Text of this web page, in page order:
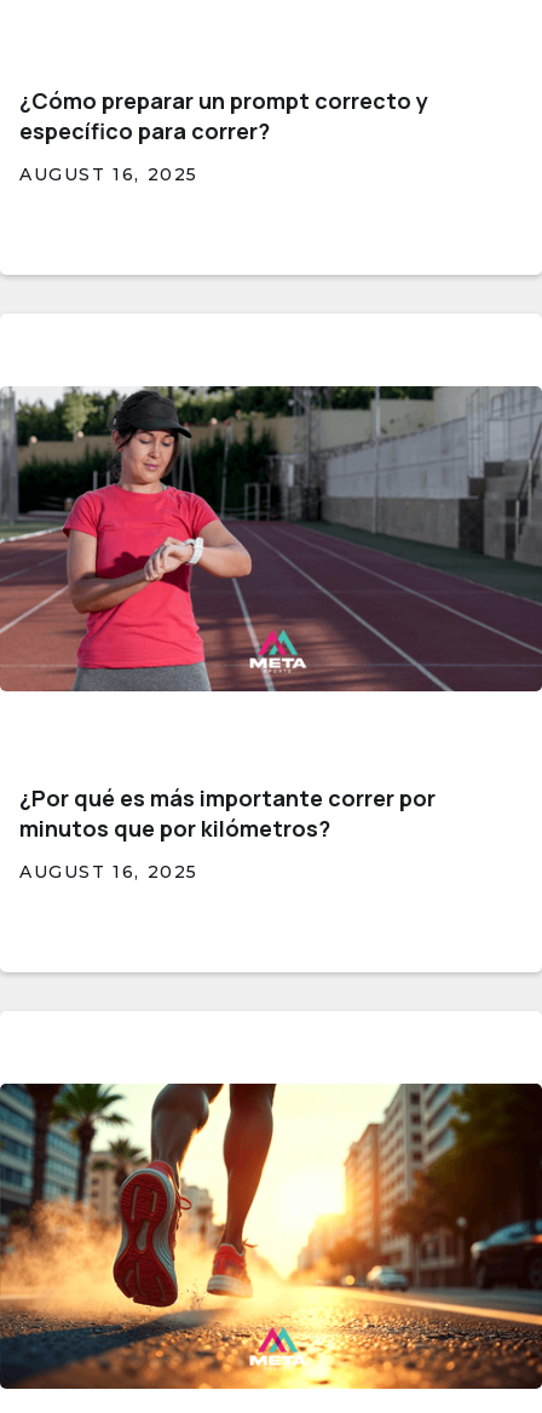
¿Cómo preparar un prompt correcto y
específico para correr?
AUGUST 16, 2025
¿Por qué es más importante correr por
minutos que por kilómetros?
AUGUST 16, 2025